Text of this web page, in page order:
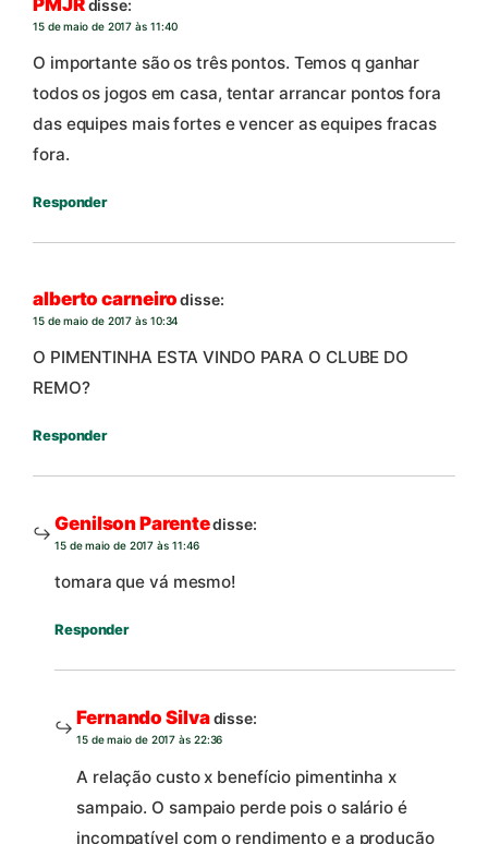
disse:
15 de maio de 2017 às 11:40
O importante são os três pontos. Temos q ganhar
todos os jogos em casa, tentar arrancar pontos fora
das equipes mais fortes e vencer as equipes fracas
fora.
Responder
alberto carneirodisse:
15 de maio de 2017 às 10:34
O PIMENTINHA ESTA VINDO PARA O CLUBE DO
REMO?
Responder
Genilson Parentedisse:
15 de maio de 2017 às 11:46
tomara que vá mesmo!
Responder
Fernando Silvadisse:
15 de maio de 2017 às 22:36
A relação custo x benefício pimentinha x
sampaio. O sampaio perde pois o salário é
incompatível com o rendimento e a produção